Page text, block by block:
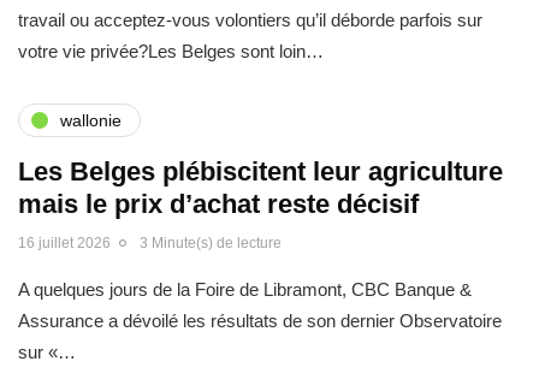
travail ou acceptez-vous volontiers qu’il déborde parfois sur
votre vie privée?Les Belges sont loin…
wallonie
Les Belges plébiscitent leur agriculture
mais le prix d’achat reste décisif
16 juillet 2026 3 Minute(s) de lecture
A quelques jours de la Foire de Libramont, CBC Banque &
Assurance a dévoilé les résultats de son dernier Observatoire
sur «…